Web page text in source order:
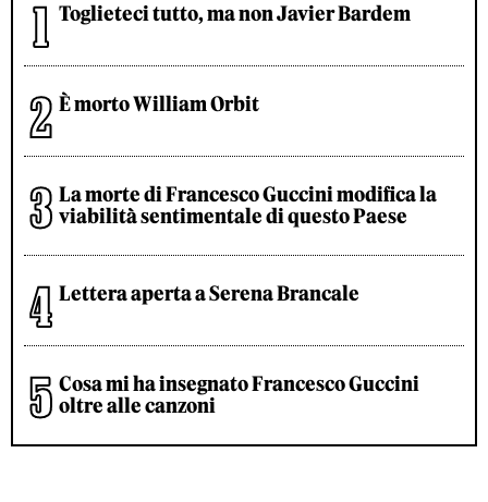
Toglieteci tutto, ma non Javier Bardem
È morto William Orbit
La morte di Francesco Guccini modifica la
viabilità sentimentale di questo Paese
Lettera aperta a Serena Brancale
Cosa mi ha insegnato Francesco Guccini
oltre alle canzoni